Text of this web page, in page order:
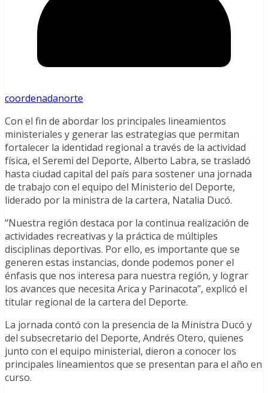
coordenadanorte
Con el fin de abordar los principales lineamientos
ministeriales y generar las estrategias que permitan
fortalecer la identidad regional a través de la actividad
física, el Seremi del Deporte, Alberto Labra, se trasladó
hasta ciudad capital del país para sostener una jornada
de trabajo con el equipo del Ministerio del Deporte,
liderado por la ministra de la cartera, Natalia Ducó.
“Nuestra región destaca por la continua realización de
actividades recreativas y la práctica de múltiples
disciplinas deportivas. Por ello, es importante que se
generen estas instancias, donde podemos poner el
énfasis que nos interesa para nuestra región, y lograr
los avances que necesita Arica y Parinacota”, explicó el
titular regional de la cartera del Deporte.
La jornada contó con la presencia de la Ministra Ducó y
del subsecretario del Deporte, Andrés Otero, quienes
junto con el equipo ministerial, dieron a conocer los
principales lineamientos que se presentan para el año en
curso.